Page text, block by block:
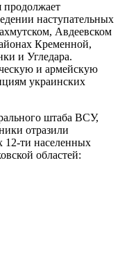
наступательных
Авдеевском
Кременной,
и Угледара.
и армейскую
украинских
штаба ВСУ,
отразили
12-ти населенных
областей: